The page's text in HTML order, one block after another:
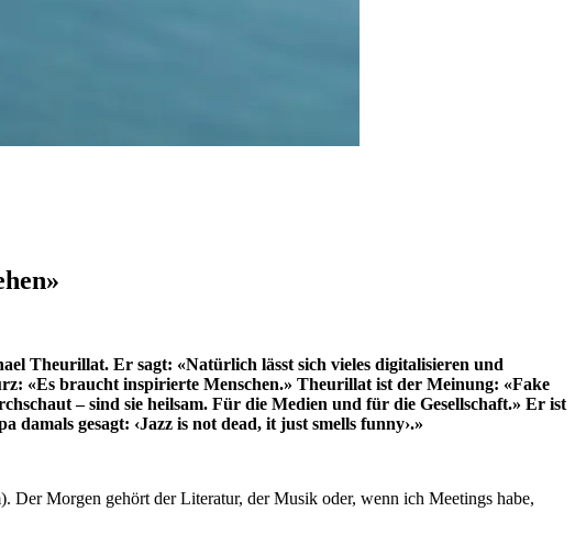
Theurillat. Er sagt: «Natürlich lässt sich vieles digitalisieren und
«Es braucht inspirierte Menschen.» Theurillat ist der Meinung: «Fake
– sind sie heilsam. Für die Medien und für die Gesellschaft.» Er ist
gesagt: ‹Jazz is not dead, it just smells funny›.»
Der Morgen gehört der Literatur, der Musik oder, wenn ich Meetings habe,